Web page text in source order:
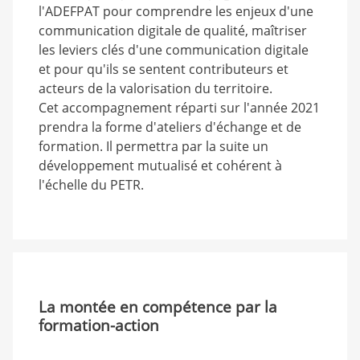
l'ADEFPAT pour comprendre les enjeux d'une
communication digitale de qualité, maîtriser
les leviers clés d'une communication digitale
et pour qu'ils se sentent contributeurs et
acteurs de la valorisation du territoire.
Cet accompagnement réparti sur l'année 2021
prendra la forme d'ateliers d'échange et de
formation. Il permettra par la suite un
développement mutualisé et cohérent à
l'échelle du PETR.
La montée en compétence par la
formation-action